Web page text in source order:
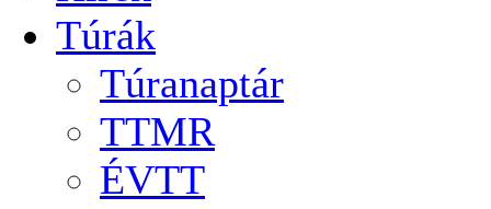
Túrák
Túranaptár
TTMR
ÉVTT